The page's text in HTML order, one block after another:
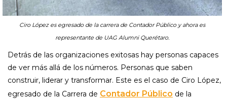
Ciro López es egresado de la carrera de Contador Público y ahora es
representante de UAG Alumni Querétaro.
Detrás de las organizaciones exitosas hay personas capaces
de ver más allá de los números. Personas que saben
construir, liderar y transformar. Este es el caso de Ciro López,
egresado de la Carrera de Contador Público de la